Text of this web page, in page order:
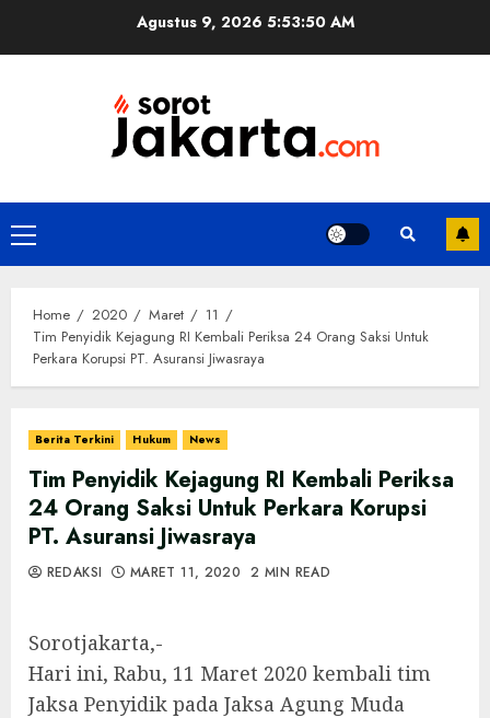
Agustus 9, 2026 5:53:50 AM
Primary
Menu
Home 2020 Maret
11
Tim Penyidik Kejagung RI Kembali Periksa 24 Orang Saksi Untuk
Perkara Korupsi PT. Asuransi Jiwasraya
Berita Terkini Hukum News
Tim Penyidik Kejagung RI Kembali Periksa
24 Orang Saksi Untuk Perkara Korupsi
PT. Asuransi Jiwasraya
REDAKSI MARET 11, 2020 2 MIN READ
Sorotjakarta,-
Hari ini, Rabu, 11 Maret 2020 kembali tim
Jaksa Penyidik pada Jaksa Agung Muda